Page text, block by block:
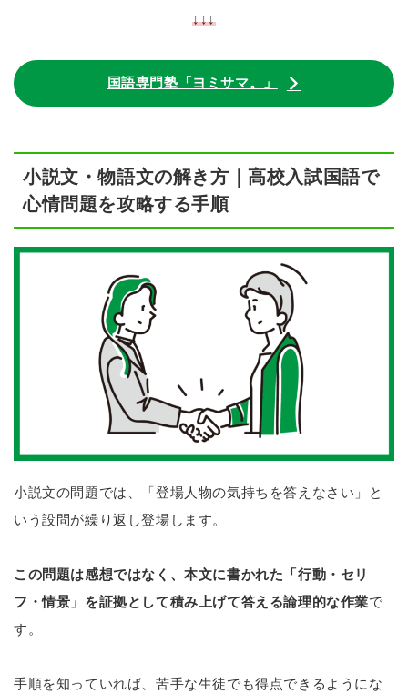
↓↓↓
国語専門塾「ヨミサマ。」
小説文・物語文の解き方｜高校入試国語で
心情問題を攻略する手順
小説文の問題では、「登場人物の気持ちを答えなさい」と
いう設問が繰り返し登場します。
この問題は感想ではなく、本文に書かれた「行動・セリ
フ・情景」を証拠として積み上げて答える論理的な作業で
す。
手順を知っていれば、苦手な生徒でも得点できるようにな